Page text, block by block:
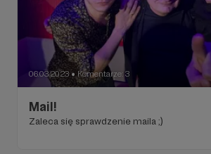
06.03.2023 ● Komentarze: 3
Mail!
Zaleca się sprawdzenie maila ;)